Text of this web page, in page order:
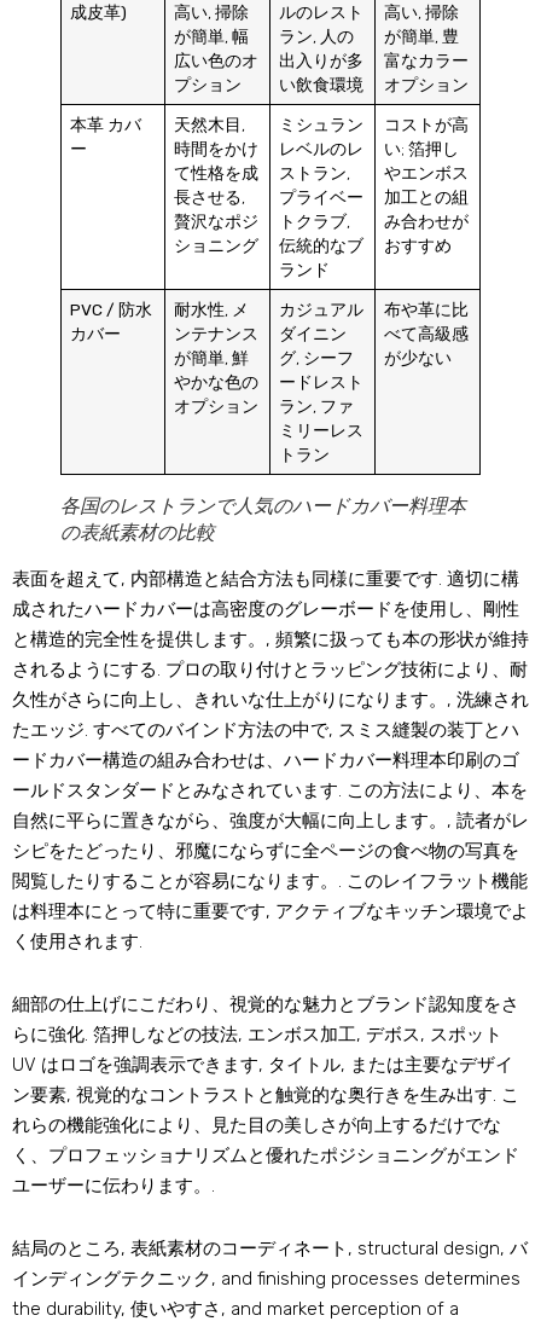
成皮革)
高い, 掃除
が簡単, 幅
広い色のオ
プション
ルのレスト
ラン, 人の
出入りが多
い飲食環境
高い, 掃除
が簡単, 豊
富なカラー
オプション
本革 カバ
ー
天然木目,
時間をかけ
て性格を成
長させる,
贅沢なポジ
ショニング
ミシュラン
レベルのレ
ストラン,
プライベー
トクラブ,
伝統的なブ
ランド
コストが高
い; 箔押し
やエンボス
加工との組
み合わせが
おすすめ
PVC / 防水
カバー
耐水性, メ
ンテナンス
が簡単, 鮮
やかな色の
オプション
カジュアル
ダイニン
グ, シーフ
ードレスト
ラン, ファ
ミリーレス
トラン
布や革に比
べて高級感
が少ない
各国のレストランで人気のハードカバー料理本
の表紙素材の比較
表面を超えて, 内部構造と結合方法も同様に重要です. 適切に構
成されたハードカバーは高密度のグレーボードを使用し、剛性
と構造的完全性を提供します。, 頻繁に扱っても本の形状が維持
されるようにする. プロの取り付けとラッピング技術により、耐
久性がさらに向上し、きれいな仕上がりになります。, 洗練され
たエッジ. すべてのバインド方法の中で, スミス縫製の装丁とハ
ードカバー構造の組み合わせは、ハードカバー料理本印刷のゴ
ールドスタンダードとみなされています. この方法により、本を
自然に平らに置きながら、強度が大幅に向上します。, 読者がレ
シピをたどったり、邪魔にならずに全ページの食べ物の写真を
閲覧したりすることが容易になります。. このレイフラット機能
は料理本にとって特に重要です, アクティブなキッチン環境でよ
く使用されます.
細部の仕上げにこだわり、視覚的な魅力とブランド認知度をさ
らに強化. 箔押しなどの技法, エンボス加工, デボス, スポット
UV はロゴを強調表示できます, タイトル, または主要なデザイ
ン要素, 視覚的なコントラストと触覚的な奥行きを生み出す. こ
れらの機能強化により、見た目の美しさが向上するだけでな
く、プロフェッショナリズムと優れたポジショニングがエンド
ユーザーに伝わります。.
結局のところ, 表紙素材のコーディネート, structural design, バ
インディングテクニック, and finishing processes determines
the durability, 使いやすさ, and market perception of a